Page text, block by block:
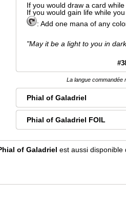
If you would draw a card
If you would gain life while
: Add one mana of any
"May it be a light to you in
La langue commandée
Phial of Galadriel
Phial of Galadriel FOIL
of Galadriel est aussi disponible